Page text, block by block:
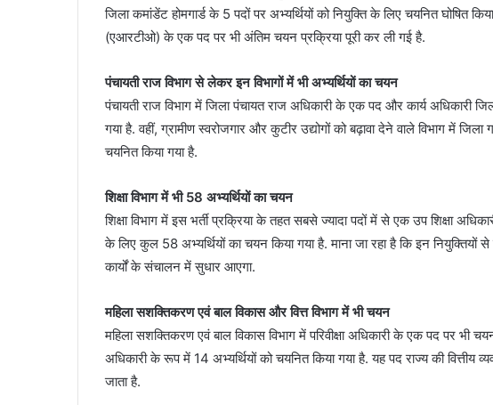
जिला कमांडेंट होमगार्ड के 5 पदों पर अभ्यर्थियों को नियुक्ति के लिए चयनित घोषित
(एआरटीओ) के एक पद पर भी अंतिम चयन प्रक्रिया पूरी कर ली गई है.
पंचायती राज विभाग से लेकर इन विभागों में भी अभ्यर्थियों का चयन
पंचायती राज विभाग में जिला पंचायत राज अधिकारी के एक पद और कार्य अधिकारी
गया है. वहीं, ग्रामीण स्वरोजगार और कुटीर उद्योगों को बढ़ावा देने वाले विभाग में जिला
चयनित किया गया है.
शिक्षा विभाग में भी 58 अभ्यर्थियों का चयन
शिक्षा विभाग में इस भर्ती प्रक्रिया के तहत सबसे ज्यादा पदों में से एक उप शिक्षा
के लिए कुल 58 अभ्यर्थियों का चयन किया गया है. माना जा रहा है कि इन नियुक्तियों
कार्यों के संचालन में सुधार आएगा.
महिला सशक्तिकरण एवं बाल विकास और वित्त विभाग में भी चयन
महिला सशक्तिकरण एवं बाल विकास विभाग में परिवीक्षा अधिकारी के एक पद पर भी
अधिकारी के रूप में 14 अभ्यर्थियों को चयनित किया गया है. यह पद राज्य की वित्तीय
जाता है.